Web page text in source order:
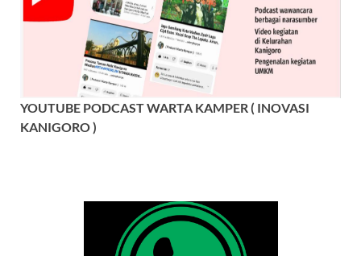
YOUTUBE PODCAST WARTA KAMPER ( INOVASI
KANIGORO )